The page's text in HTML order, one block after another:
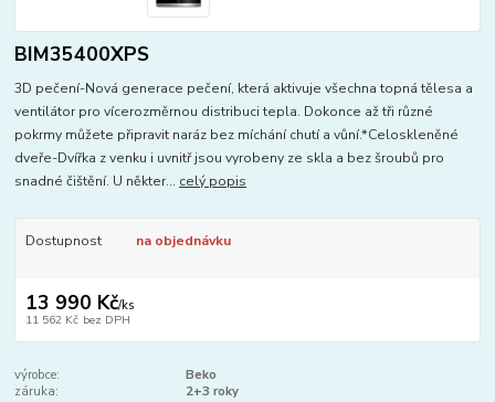
BIM35400XPS
3D pečení-Nová generace pečení, která aktivuje všechna topná tělesa a
ventilátor pro vícerozměrnou distribuci tepla. Dokonce až tři různé
pokrmy můžete připravit naráz bez míchání chutí a vůní.*Celoskleněné
dveře-Dvířka z venku i uvnitř jsou vyrobeny ze skla a bez šroubů pro
snadné čištění. U někter... celý popis
Dostupnost na objednávku
13 990 Kč/ks
11 562 Kč bez DPH
výrobce:
Beko
záruka:
2+3 roky